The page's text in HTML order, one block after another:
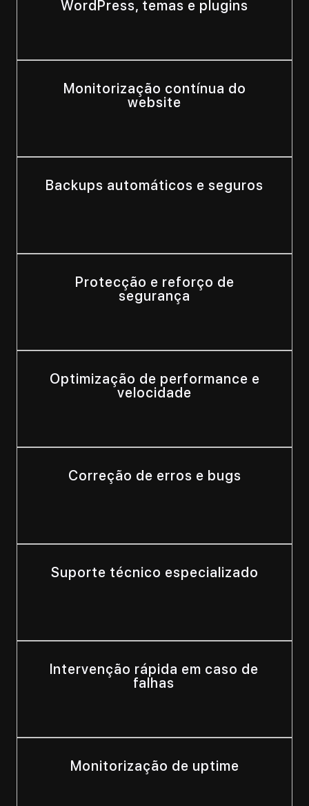
WordPress, temas e plugins
Monitorização contínua do
website
Backups automáticos e seguros
Protecção e reforço de
segurança
Optimização de performance e
velocidade
Correção de erros e bugs
Suporte técnico especializado
Intervenção rápida em caso de
falhas
Monitorização de uptime